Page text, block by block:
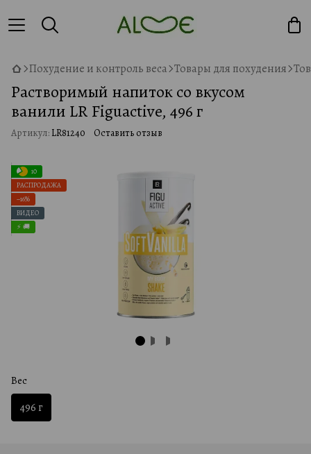
Похудение и контроль веса Товары для похудения
Растворимый напиток со вкусом
ванили LR Figuactive, 496 г
Артикул: LR81240 Оставить отзыв
10
РАСПРОДАЖА
−16%
ВИДЕО
⚡ 🚚
Вес
496 г